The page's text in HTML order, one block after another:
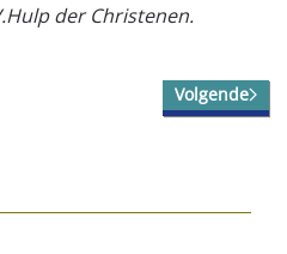
der Christenen.
Volgende